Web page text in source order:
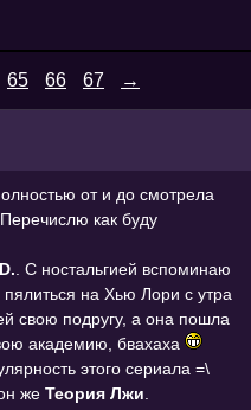
65 66 67 →
от и до смотрела
как буду
. C ностальгией вспоминаю
на Хью Лори с утра
свою подругу, а она пошла
академию, бвахаха
этого сериала =\
он же Теория Лжи